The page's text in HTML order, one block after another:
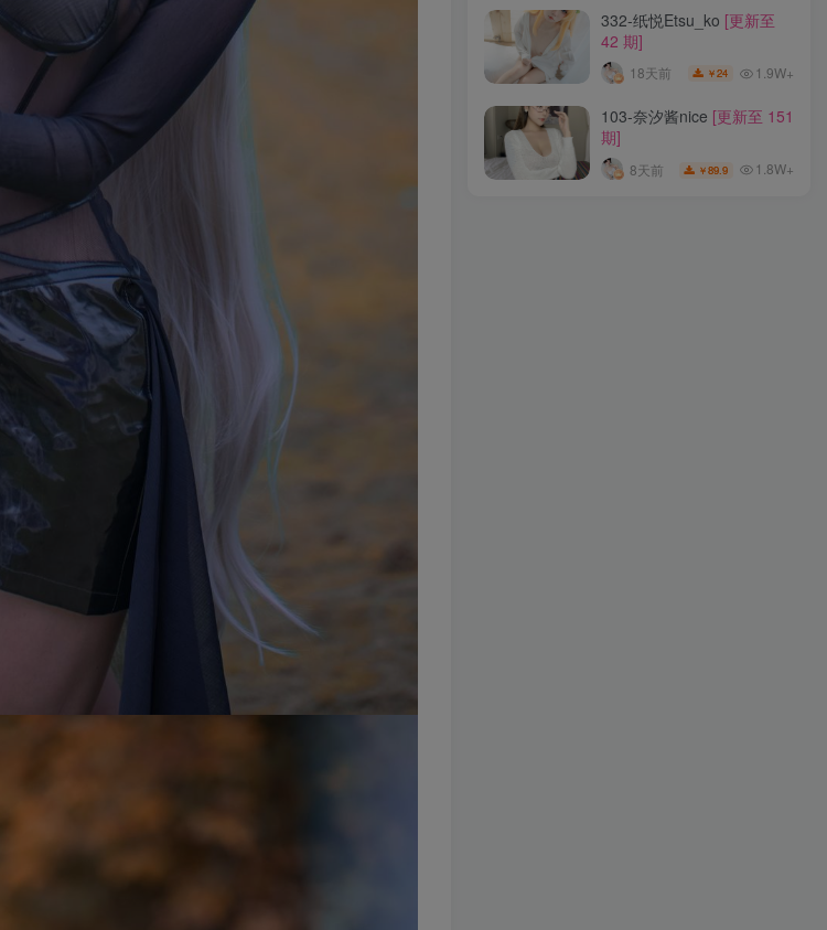
332-纸悦Etsu_ko [更新至
42 期]
18天前 ￥24 1.9W+
103-奈汐酱nice [更新至 151
期]
8天前 ￥89.9 1.8W+
期]
37 期]